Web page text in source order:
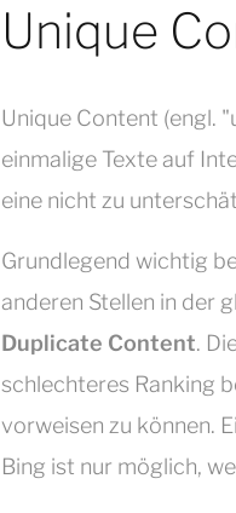
Unique
Unique Content (engl.
einmalige Texte auf
eine nicht zu
Grundlegend wichtig
anderen Stellen in der
Duplicate Content.
schlechteres Ranking
vorweisen zu können.
Bing ist nur möglich,